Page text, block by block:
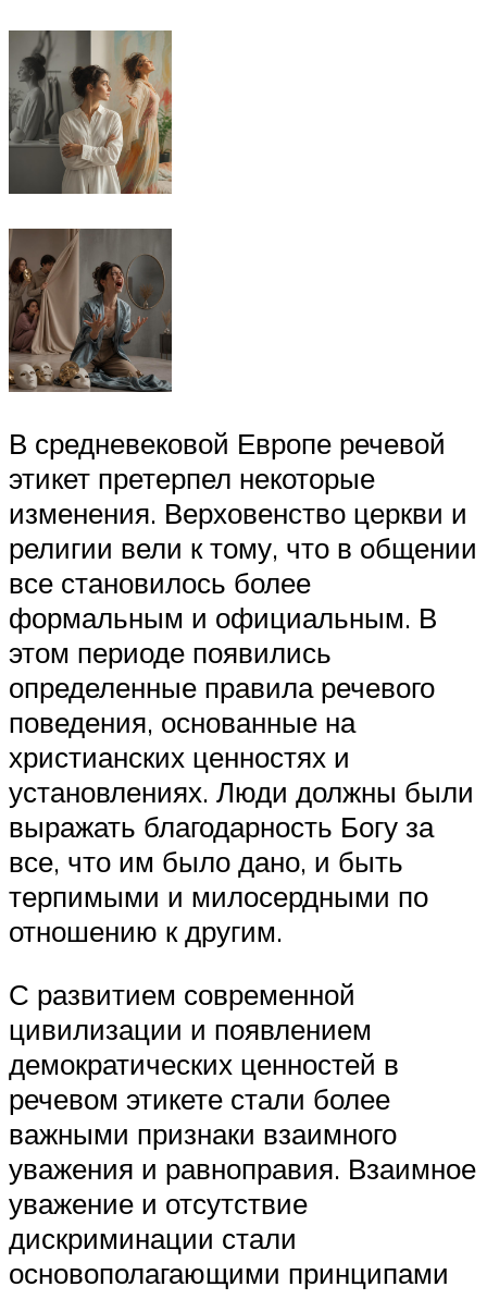
В средневековой Европе речевой
этикет претерпел некоторые
изменения. Верховенство церкви и
религии вели к тому, что в общении
все становилось более
формальным и официальным. В
этом периоде появились
определенные правила речевого
поведения, основанные на
христианских ценностях и
установлениях. Люди должны были
выражать благодарность Богу за
все, что им было дано, и быть
терпимыми и милосердными по
отношению к другим.
С развитием современной
цивилизации и появлением
демократических ценностей в
речевом этикете стали более
важными признаки взаимного
уважения и равноправия. Взаимное
уважение и отсутствие
дискриминации стали
основополагающими принципами